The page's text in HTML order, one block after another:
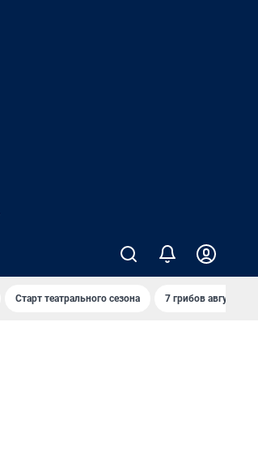
Старт театрального сезона 7 грибов августа